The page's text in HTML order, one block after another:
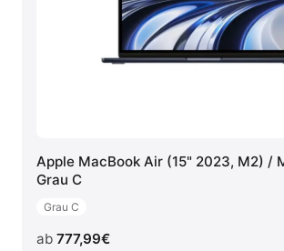
Apple MacBook Air (15" 2023, M2) /
Grau C
Grau C
ab 777,99€